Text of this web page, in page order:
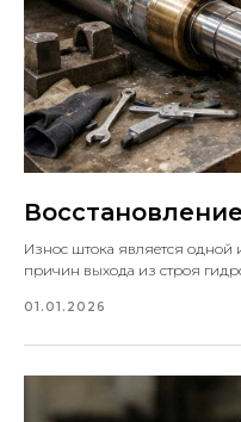
Износ штока является одной
причин выхода из строя
01.01.2026